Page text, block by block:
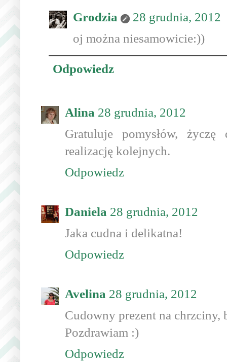
Grodzia
28 grudnia, 2012
oj można niesamowicie:))
Odpowiedz
Alina 28 grudnia, 2012
Gratuluje pomysłów,
realizację kolejnych.
Odpowiedz
Daniela 28 grudnia, 2012
Jaka cudna i delikatna!
Odpowiedz
Avelina 28 grudnia, 2012
Cudowny prezent na chrzciny,
Pozdrawiam :)
Odpowiedz